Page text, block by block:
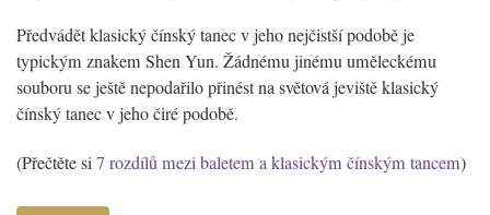
Předvádět klasický čínský tanec v jeho nejčistší podobě je
typickým znakem Shen Yun. Žádnému jinému uměleckému
souboru se ještě nepodařilo přinést na světová jeviště klasický
čínský tanec v jeho čiré podobě.
(Přečtěte si7 rozdílů mezi baletem a klasickým čínským tancem)